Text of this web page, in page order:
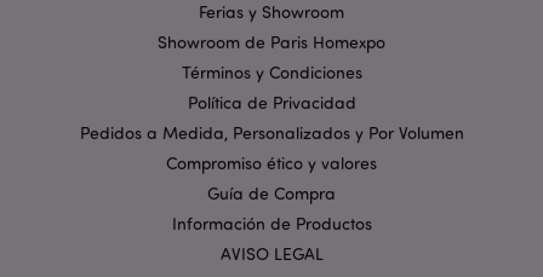
Ferias y Showroom
Showroom de Paris Homexpo
Términos y Condiciones
Política de Privacidad
Pedidos a Medida, Personalizados y Por Volumen
Compromiso ético y valores
Guía de Compra
Información de Productos
AVISO LEGAL
funcionalidad básica del sitio web, como el inicio de
sesión del usuario y la gestión de la cuenta. El sitio
web no puede funcionar correctamente sin las
cookies estrictamente necesarias.
Nombre
Dominio
_GRECAPTCHA
Google LLC